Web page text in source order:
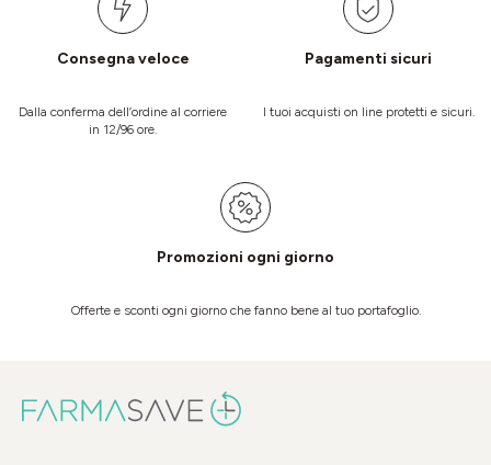
Consegna veloce
Dalla conferma dell’ordine al corriere
in 12/96 ore.
Pagamenti sicuri
I tuoi acquisti on line protetti e sicuri.
Promozioni ogni giorno
Offerte e sconti ogni giorno che fanno bene al tuo portafoglio.